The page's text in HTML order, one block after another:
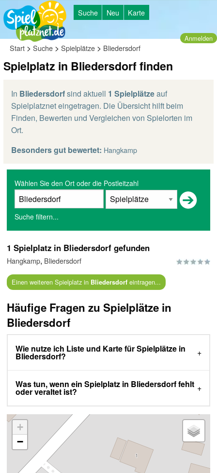
Suche Neu Karte
Anmelden
Start > Suche > Spielplätze > Bliedersdorf
Spielplatz in Bliedersdorf finden
In Bliedersdorfsind aktuell 1 Spielplätzeauf
Spielplatznet eingetragen. Die Übersicht hilft beim
Finden, Bewerten und Vergleichen von Spielorten im
Ort.
Besonders gut bewertet: Hangkamp
Wählen Sie den Ort oder die Postleitzahl
Suche filtern...
1 Spielplatz in Bliedersdorf gefunden
Hangkamp, Bliedersdorf
Einen weiteren Spielplatz in Bliedersdorfeintragen...
Häufige Fragen zu Spielplätze in
Bliedersdorf
Wie nutze ich Liste und Karte für Spielplätze in
Bliedersdorf?
Was tun, wenn ein Spielplatz in Bliedersdorf fehlt
oder veraltet ist?
+
−